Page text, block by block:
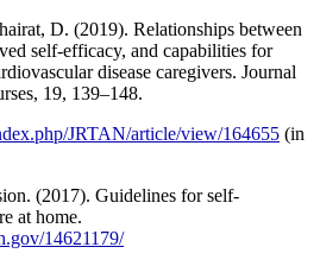
D. (2019). Relationships between
self-efficacy, and capabilities for
disease caregivers. Journal
19, 139–148.
JRTAN/article/view/164655 (in
(2017). Guidelines for self-
at home.
14621179/